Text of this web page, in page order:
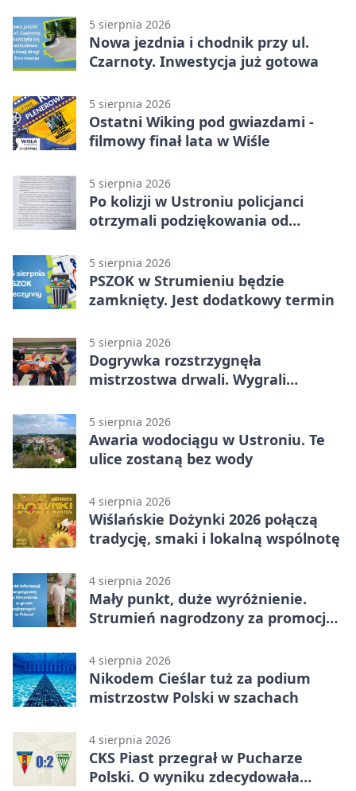
5 sierpnia 2026
Nowa jezdnia i chodnik przy ul.
Czarnoty. Inwestycja już gotowa
5 sierpnia 2026
Ostatni Wiking pod gwiazdami -
filmowy finał lata w Wiśle
5 sierpnia 2026
Po kolizji w Ustroniu policjanci
otrzymali podziękowania od
5 sierpnia 2026
PSZOK w Strumieniu będzie
zamknięty. Jest dodatkowy termin
5 sierpnia 2026
Dogrywka rozstrzygnęła
mistrzostwa drwali. Wygrali
5 sierpnia 2026
Awaria wodociągu w Ustroniu. Te
ulice zostaną bez wody
4 sierpnia 2026
Wiślańskie Dożynki 2026 połączą
tradycję, smaki i lokalną wspólnotę
4 sierpnia 2026
Mały punkt, duże wyróżnienie.
Strumień nagrodzony za promocję
4 sierpnia 2026
Nikodem Cieślar tuż za podium
mistrzostw Polski w szachach
4 sierpnia 2026
CKS Piast przegrał w Pucharze
Polski. O wyniku zdecydowała